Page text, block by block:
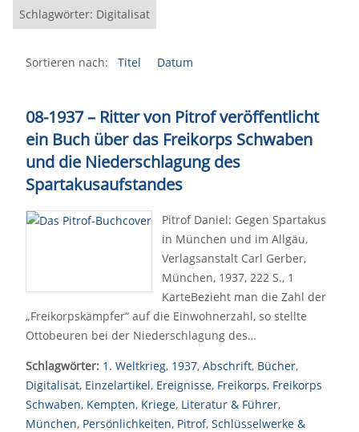
Schlagwörter: Digitalisat
Sortieren nach: Titel Datum
08-1937 – Ritter von Pitrof veröffentlicht
ein Buch über das Freikorps Schwaben
und die Niederschlagung des
Spartakusaufstandes
Pitrof Daniel: Gegen Spartakus
in München und im Allgäu,
Verlagsanstalt Carl Gerber,
München, 1937, 222 S., 1
KarteBezieht man die Zahl der
„Freikorpskämpfer“ auf die Einwohnerzahl, so stellte
Ottobeuren bei der Niederschlagung des…
Schlagwörter: 1. Weltkrieg, 1937, Abschrift, Bücher,
Digitalisat, Einzelartikel, Ereignisse, Freikorps, Freikorps
Schwaben, Kempten, Kriege, Literatur & Führer,
München, Persönlichkeiten, Pitrof, Schlüsselwerke &